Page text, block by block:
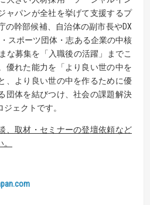
ャパンが全社を挙げて支援するプ
の幹部候補、自治体の副市長やDX
・スポーツ団体・志ある企業の中核
な募集を「入職後の活躍」までこ
優れた能力を「より良い世の中を
、より良い世の中を作るために優
団体を結びつけ、社会の課題解決
ェクトです。
、取材・セミナーの登壇依頼など